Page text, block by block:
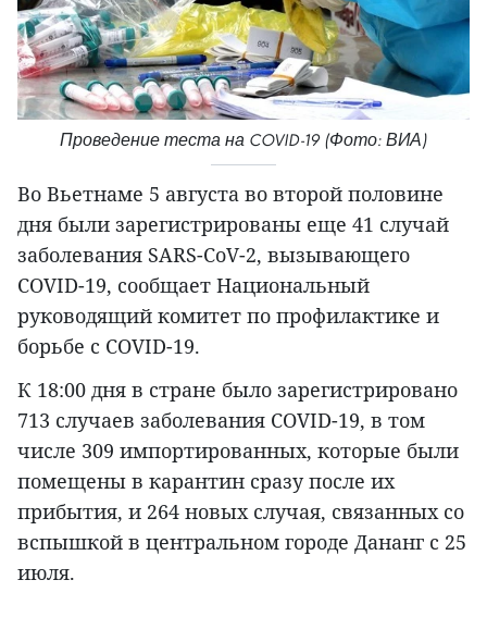
Проведение теста на COVID-19 (Фото: ВИА)
Во Вьетнаме 5 августа во второй половине
дня были зарегистрированы еще 41 случай
заболевания SARS-CoV-2, вызывающего
COVID-19, сообщает Национальный
руководящий комитет по профилактике и
борьбе с COVID-19.
К 18:00 дня в стране было зарегистрировано
713 случаев заболевания COVID-19, в том
числе 309 импортированных, которые были
помещены в карантин сразу после их
прибытия, и 264 новых случая, связанных со
вспышкой в центральном городе Дананг с 25
июля.